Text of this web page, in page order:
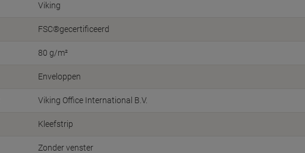
Viking
FSC®gecertificeerd
80 g/m²
Enveloppen
Viking Office International B.V.
Kleefstrip
Zonder venster